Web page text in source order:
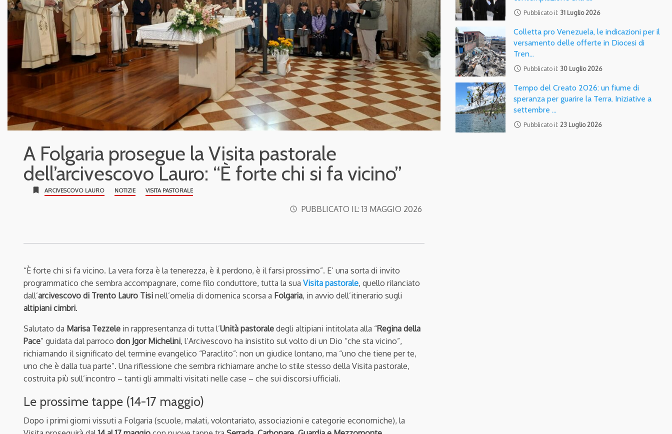
A Folgaria prosegue la Visita pastorale
dell’arcivescovo Lauro: “È forte chi si fa vicino”
bookmark ARCIVESCOVO LAURO NOTIZIE VISITA PASTORALE
access_time PUBBLICATO IL:13 MAGGIO 2026
“È forte chi si fa vicino. La vera forza è la tenerezza, è il perdono, è il farsi prossimo”. E’ una sorta di invito
programmatico che sembra accompagnare, come filo conduttore, tutta la sua Visita pastorale, quello rilanciato
dall’arcivescovo di Trento Lauro Tisi nell’omelia di domenica scorsa a Folgaria, in avvio dell’itinerario sugli
altipiani cimbri.
Salutato da Marisa Tezzele in rappresentanza di tutta l’Unità pastorale degli altipiani intitolata alla “Regina della
Pace” guidata dal parroco don Jgor Michelini, l’Arcivescovo ha insistito sul volto di un Dio “che sta vicino”,
richiamando il significato del termine evangelico “Paraclito”: non un giudice lontano, ma “uno che tiene per te,
uno che è dalla tua parte”. Una riflessione che sembra richiamare anche lo stile stesso della Visita pastorale,
costruita più sull’incontro – tanti gli ammalti visitati nelle case – che sui discorsi ufficiali.
Le prossime tappe (14-17 maggio)
Dopo i primi giorni vissuti a Folgaria (scuole, malati, volontariato, associazioni e categorie economiche), la
access_time Pubblicato il: 31 Luglio 2026
Colletta pro Venezuela, le indicazioni per il
versamento delle offerte in Diocesi di
Tren…
access_time Pubblicato il: 30 Luglio 2026
Tempo del Creato 2026: un fiume di
speranza per guarire la Terra. Iniziative a
settembre …
access_time Pubblicato il: 23 Luglio 2026